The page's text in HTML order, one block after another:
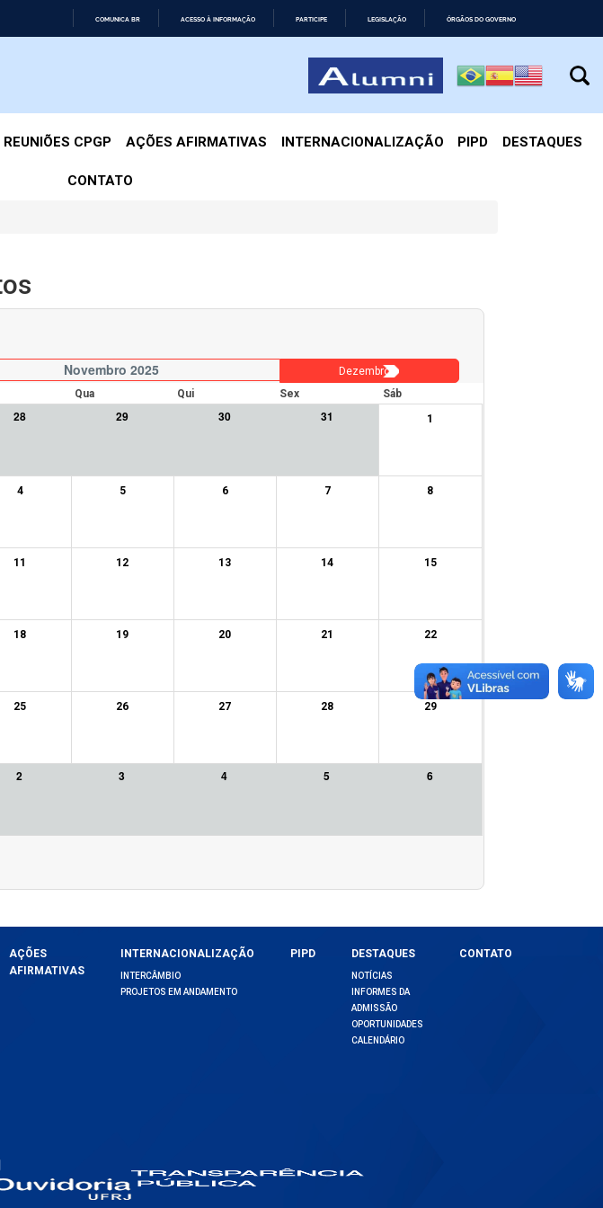
COMUNICA BR ACESSO À INFORMAÇÃO PARTICIPE LEGISLAÇÃO ÓRGÃOS DO GOVERNO
REUNIÕES CPGP AÇÕES AFIRMATIVAS INTERNACIONALIZAÇÃO PIPD DESTAQUES
CONTATO
Novembro 2025
Dezembro
Qua Qui Sex Sáb
28 29 30 31 1
4 5 6 7 8
11 12 13 14 15
18 19 20 21 22
25 26 27 28 29
2 3 4 5 6
AÇÕES
AFIRMATIVAS
INTERNACIONALIZAÇÃO
INTERCÂMBIO
PROJETOS EM ANDAMENTO
PIPD DESTAQUES
NOTÍCIAS
INFORMES DA
ADMISSÃO
OPORTUNIDADES
CALENDÁRIO
CONTATO